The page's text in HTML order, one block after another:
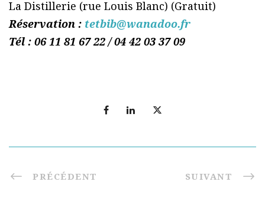
La Distillerie (rue Louis Blanc) (Gratuit)
Réservation : tetbib@wanadoo.fr
Tél : 06 11 81 67 22 / 04 42 03 37 09
PRÉCÉDENT SUIVANT